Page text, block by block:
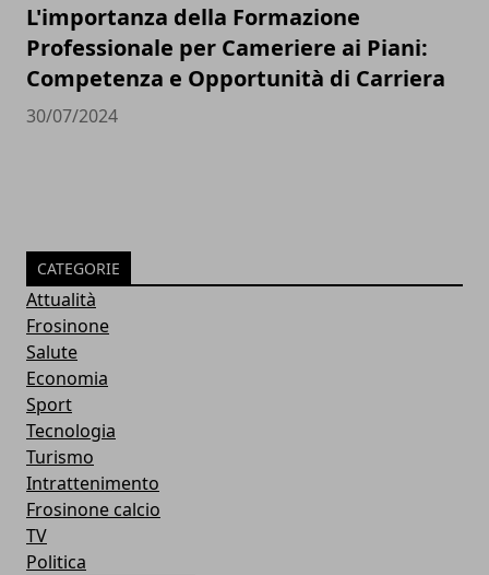
L'importanza della Formazione
Professionale per Cameriere ai Piani:
Competenza e Opportunità di Carriera
30/07/2024
CATEGORIE
Attualità
Frosinone
Salute
Economia
Sport
Tecnologia
Turismo
Intrattenimento
Frosinone calcio
TV
Politica